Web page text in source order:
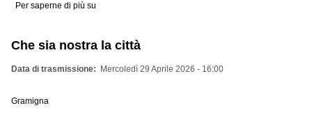
Per saperne di più su
Summit
Africa
Che sia nostra la città
Data di trasmissione Mercoledì 29 Aprile 2026 - 16:00
Gramigna